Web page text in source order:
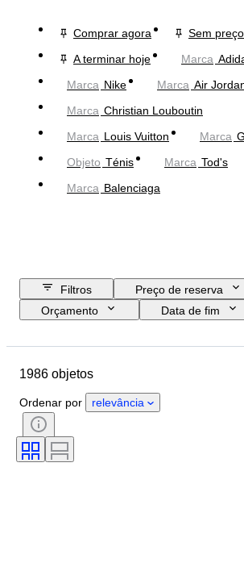
Comprar agora
Sem
A terminar hoje
Marca
Marca Nike Marca Air
Marca Christian Louboutin
Marca Louis Vuitton Marca
Objeto Ténis Marca Tod's
Marca Balenciaga
Filtros
Preço de reserva
Orçamento
Data de fim
País de origem
Estado
Cor
Era
Acessórios incluídos
Modelo
1986 objetos
Ordenar por relevância